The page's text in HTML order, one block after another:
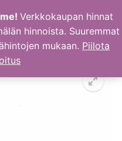
Verkkokaupan hinnat
hinnoista. Suuremmat
mukaan. Piilota